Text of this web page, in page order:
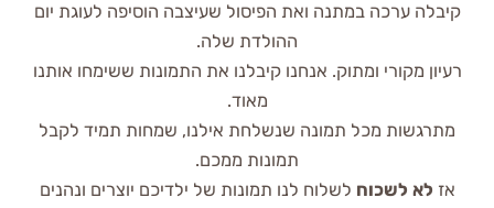
קיבלה ערכה במתנה ואת הפיסול שעיצבה הוסיפה לעוגת יום
ההולדת שלה.
רעיון מקורי ומתוק. אנחנו קיבלנו את התמונות ששימחו אותנו
מאוד.
מתרגשות מכל תמונה שנשלחת אילנו, שמחות תמיד לקבל
תמונות ממכם.
אז לא לשכוח לשלוח לנו תמונות של ילדיכם יוצרים ונהנים